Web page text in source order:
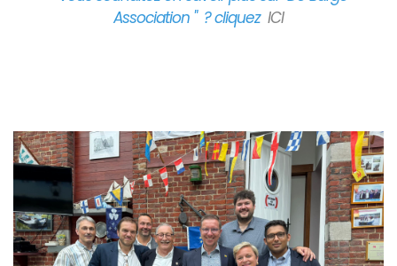
Association " ? cliquez ICI
Branding
ARMCHAIR